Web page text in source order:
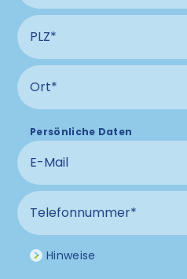
PLZ Anschluss
Ort Anschluss
Persönliche Daten
E-Mail
Telefonnummer
Hinweise